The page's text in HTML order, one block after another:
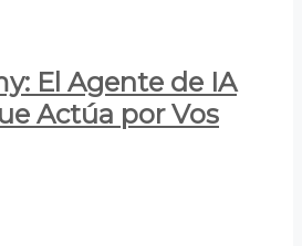
El Agente de IA
Actúa por Vos